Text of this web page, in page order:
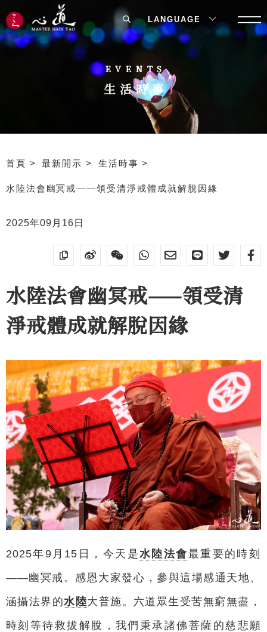
EVENTS
生活時事
首頁 最新開示 生活時事
水陸法會幽冥戒——領受清淨戒體成就解脫因緣
2025年09月16日
水陸法會幽冥戒——領受清
淨戒體成就解脫因緣
2025年9月15日，今天是 水陸法會最重要的時刻
——幽冥戒。感恩大家發心，參與這場感通天地、
涵攝法界的水陸大普施。六道眾生受苦無窮無盡，
時刻等待救拔解脫，我們秉承諸佛菩薩的慈悲願
LANGUAGE